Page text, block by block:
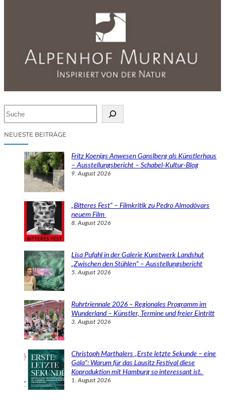
cNEUESTE BEITRÄGE
Fritz Koenigs Anwesen Ganslberg als Künstlerhaus
– Ausstellungsbericht – Schabel-Kultur-Blog
9. August 2026
„Bitteres Fest“ – Filmkritik zu Pedro Almodóvars
neuem Film
8. August 2026
Lisa Pufahl in der Galerie Kunstwerk Landshut
„Zwischen den Stühlen“ – Ausstellungsbericht
5. August 2026
Ruhrtriennale 2026 – Regionales Programm im
Wunderland – Künstler, Termine und freier Eintritt
3. August 2026
Christoph Marthalers „Erste letzte Sekunde – eine
Gala“: Warum für das Lausitz Festival diese
Koproduktion mit Hamburg so interessant ist.
1. August 2026